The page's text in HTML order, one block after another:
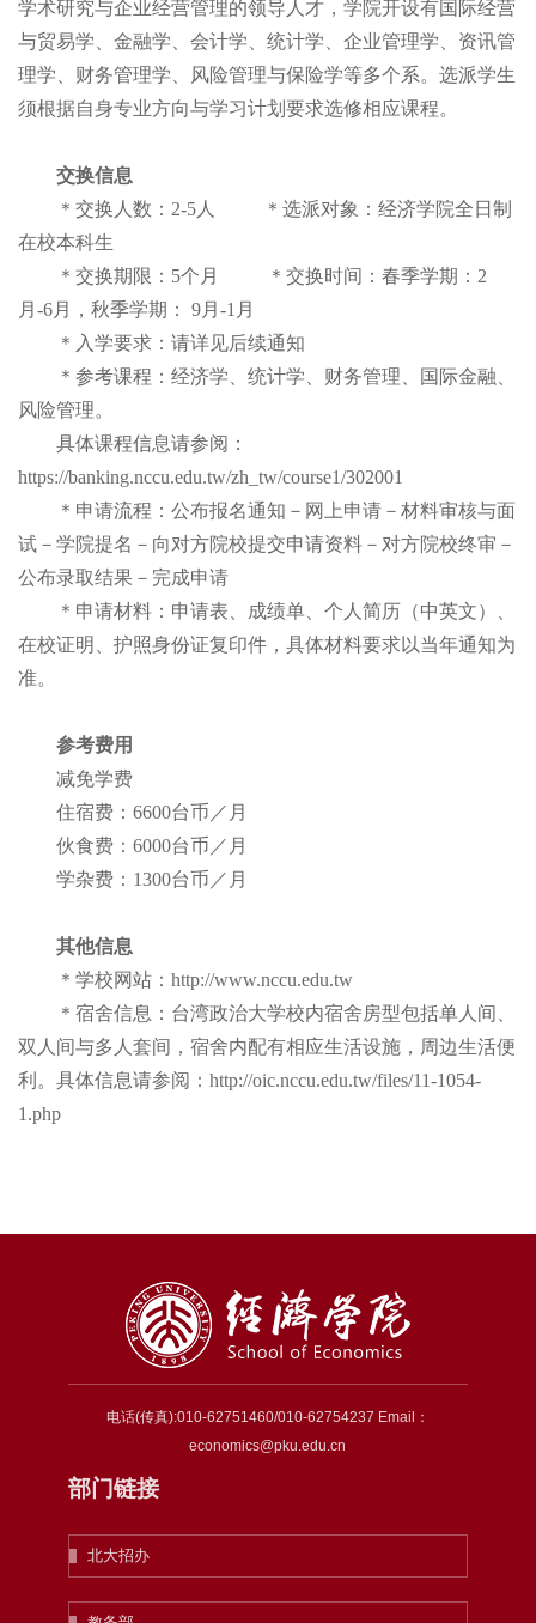
学术研究与企业经营管理的领导人才，学院开设有国际经营
与贸易学、金融学、会计学、统计学、企业管理学、资讯管
理学、财务管理学、风险管理与保险学等多个系。选派学生
须根据自身专业方向与学习计划要求选修相应课程。
交换信息
＊交换人数：2-5人 ＊选派对象：经济学院全日制
在校本科生
＊交换期限：5个月 ＊交换时间：春季学期：2
月-6月，秋季学期： 9月-1月
＊入学要求：请详见后续通知
＊参考课程：经济学、统计学、财务管理、国际金融、
风险管理。
具体课程信息请参阅：
https://banking.nccu.edu.tw/zh_tw/course1/302001
＊申请流程：公布报名通知－网上申请－材料审核与面
试－学院提名－向对方院校提交申请资料－对方院校终审－
公布录取结果－完成申请
＊申请材料：申请表、成绩单、个人简历（中英文）、
在校证明、护照身份证复印件，具体材料要求以当年通知为
准。
参考费用
减免学费
住宿费：6600台币／月
伙食费：6000台币／月
学杂费：1300台币／月
其他信息
＊学校网站：http://www.nccu.edu.tw
＊宿舍信息：台湾政治大学校内宿舍房型包括单人间、
双人间与多人套间，宿舍内配有相应生活设施，周边生活便
利。具体信息请参阅：http://oic.nccu.edu.tw/files/11-1054-
1.php
电话(传真):010-62751460/010-62754237 Email：
economics@pku.edu.cn
部门链接
北大招办